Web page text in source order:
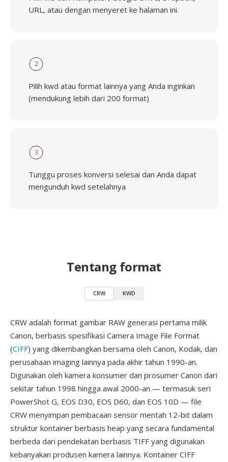
URL, atau dengan menyeret ke halaman ini.
2
Pilih kwd atau format lainnya yang Anda inginkan
(mendukung lebih dari 200 format)
3
Tunggu proses konversi selesai dan Anda dapat
mengunduh kwd setelahnya
Tentang format
CRW KWD
CRW adalah format gambar RAW generasi pertama milik
Canon, berbasis spesifikasi Camera Image File Format
(CIFF) yang dikembangkan bersama oleh Canon, Kodak, dan
perusahaan imaging lainnya pada akhir tahun 1990-an.
Digunakan oleh kamera konsumer dan prosumer Canon dari
sekitar tahun 1998 hingga awal 2000-an — termasuk seri
PowerShot G, EOS D30, EOS D60, dan EOS 10D — file
CRW menyimpan pembacaan sensor mentah 12-bit dalam
struktur kontainer berbasis heap yang secara fundamental
berbeda dari pendekatan berbasis TIFF yang digunakan
kebanyakan produsen kamera lainnya. Kontainer CIFF